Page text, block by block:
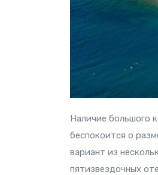
Наличие большого
беспокоится о
вариант из
пятизвездочных